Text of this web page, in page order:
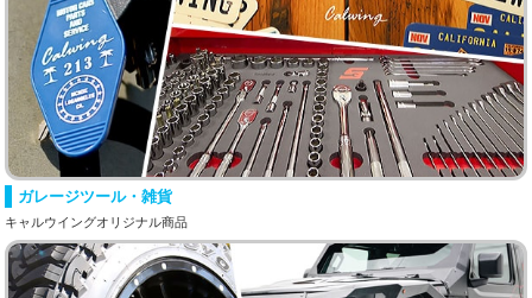
ガレージツール・雑貨
キャルウイングオリジナル商品